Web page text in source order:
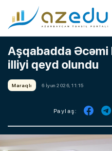
Aşqabadda Əcəmi
illiyi qeyd olundu
Maraqlı 6 İyun 2026, 11:15
Paylaş: